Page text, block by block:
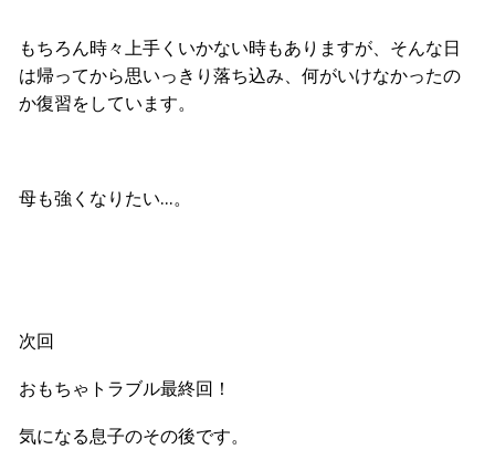
もちろん時々上手くいかない時もありますが、そんな日
は帰ってから思いっきり落ち込み、何がいけなかったの
か復習をしています。
母も強くなりたい…。
次回
おもちゃトラブル最終回！
気になる息子のその後です。